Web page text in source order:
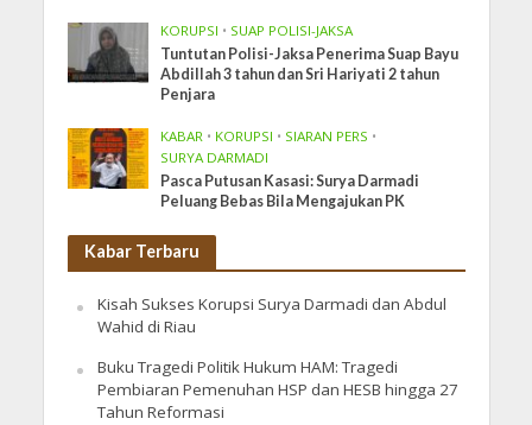
KORUPSI • SUAP POLISI-JAKSA
Tuntutan Polisi-Jaksa Penerima Suap Bayu
Abdillah 3 tahun dan Sri Hariyati 2 tahun
Penjara
KABAR • KORUPSI • SIARAN PERS •
SURYA DARMADI
Pasca Putusan Kasasi: Surya Darmadi
Peluang Bebas Bila Mengajukan PK
Kabar Terbaru
Kisah Sukses Korupsi Surya Darmadi dan Abdul
Wahid di Riau
Buku Tragedi Politik Hukum HAM: Tragedi
Pembiaran Pemenuhan HSP dan HESB hingga 27
Tahun Reformasi